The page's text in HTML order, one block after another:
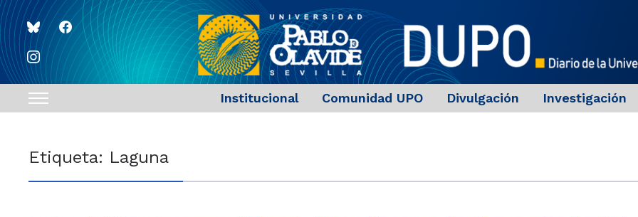
blueskyfacebook
instagram
Toggle
navigation
Institucional Comunidad UPO Divulgación Investigación
Etiqueta: Laguna